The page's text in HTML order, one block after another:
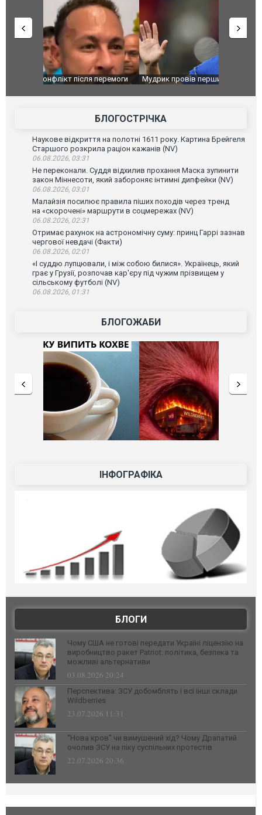
Мудрик провів перший матч за "Челсі" після
під час
Франції
БЛОГОСТРІЧКА
Наукове відкриття на полотні 1611 року. Картина Брейгеля
Старшого розкрила раціон кажанів (NV)
06.08.2026, 03:31
Не переконали. Суддя відхилив прохання Маска зупинити
закон Міннесоти, який забороняє інтимні дипфейки (NV)
06.08.2026, 03:01
Малайзія посилює правила піших походів через тренд
на «скорочені» маршрути в соцмережах (NV)
06.08.2026, 02:31
Отримає рахунок на астрономічну суму: принц Гаррі зазнав
чергової невдачі (Факти)
06.08.2026, 02:01
«І суддю лупцювали, і між собою билися». Українець, який
грає у Грузії, розпочав кар'єру під чужим прізвищем у
сільському футболі (NV)
06.08.2026, 01:31
БЛОГОЖАБИ
ІНФОГРАФІКА
БЛОГИ
Чому США не готові передати Україні ліцензію на
виробництво ракет Patriot: політика, безпека та
можливі альтернативи
03.08.2026 20:24
Перспектива: ЗСУ добомблять і всі інші склади
Wildberries
23.07.2026 11:31
“Нова кров” чи вимушений хід? Чому Драпатий
очолив ЗСУ на піку суспільних протестів
22.07.2026 20:36